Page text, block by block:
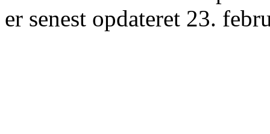
er senest opdateret 23.